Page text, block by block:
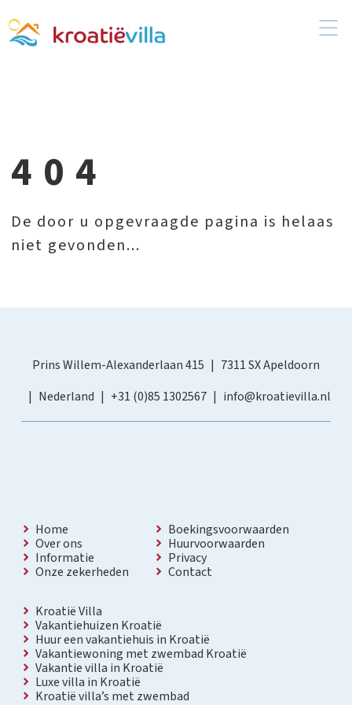
404
De door u opgevraagde pagina is helaas
niet gevonden...
Prins Willem-Alexanderlaan 415
7311 SX Apeldoorn
Nederland
+31 (0)85 1302567 info@kroatievilla.nl
Home
Over ons
Informatie
Onze zekerheden
Boekingsvoorwaarden
Huurvoorwaarden
Privacy
Contact
Kroatië Villa
Vakantiehuizen Kroatië
Huur een vakantiehuis in Kroatië
Vakantiewoning met zwembad Kroatië
Vakantie villa in Kroatië
Luxe villa in Kroatië
Kroatië villa’s met zwembad